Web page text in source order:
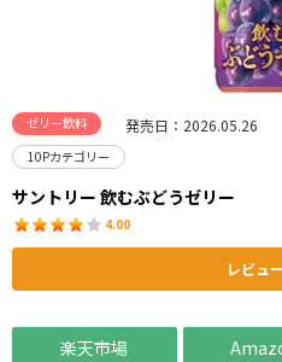
ゼリー飲料 発売日：2026.05.26
10Pカテゴリー
サントリー 飲むぶどうゼリー
4.00
レビュ
楽天市場